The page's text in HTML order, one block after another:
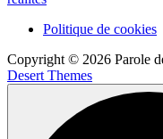
Politique de cookies
Copyright © 2026 Parole
Desert Themes